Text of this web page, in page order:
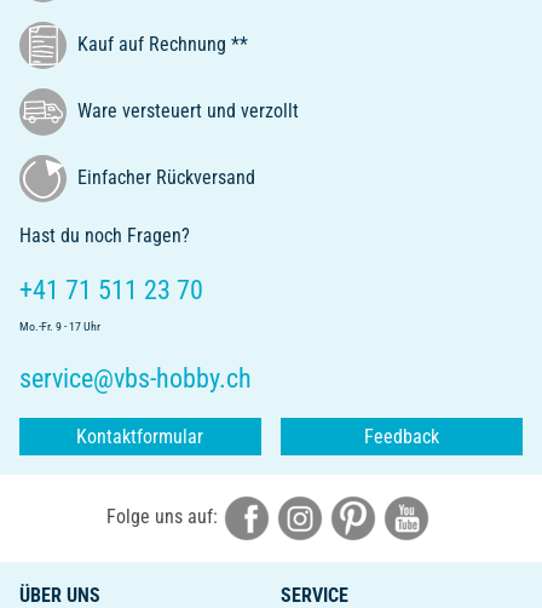
Kauf auf Rechnung **
Ware versteuert und verzollt
Einfacher Rückversand
Hast du noch Fragen?
+41 71 511 23 70
Mo.-Fr. 9 - 17 Uhr
service@vbs-hobby.ch
Kontaktformular Feedback
Folge uns auf:
ÜBER UNS
SERVICE